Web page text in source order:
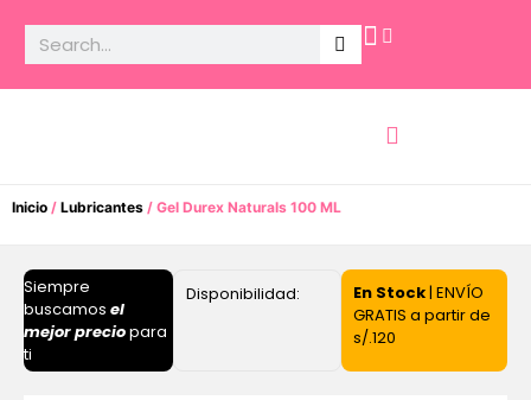
Inicio / Lubricantes / Gel Durex Naturals 100 ML
Siempre
buscamos el
mejor preciopara
ti
Disponibilidad: En Stock| ENVÍO
GRATIS a partir de
s/.120